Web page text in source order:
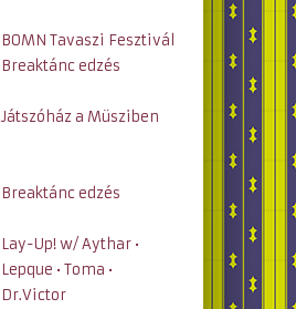
BOMN Tavaszi Fesztivál
Breaktánc edzés
Játszóház a Müsziben
Breaktánc edzés
Lay-Up! w/ Aythar •
Lepque • Toma •
Dr.Victor